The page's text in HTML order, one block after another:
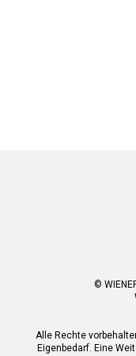
©
Alle Rechte
Eigenbedarf. Eine